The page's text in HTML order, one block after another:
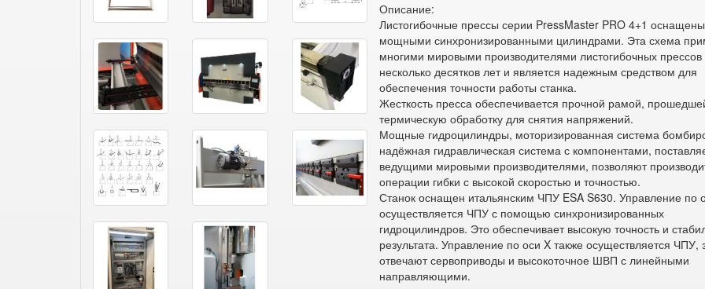
Описание:
Листогибочные прессы серии PressMaster PRO 4+1 оснащены
мощными синхронизированными цилиндрами. Эта схема
многими мировыми производителями листогибочных
несколько десятков лет и является надежным средством для
обеспечения точности работы станка.
Жесткость пресса обеспечивается прочной рамой,
термическую обработку для снятия напряжений.
Мощные гидроцилиндры, моторизированная система
надёжная гидравлическая система с компонентами,
ведущими мировыми производителями, позволяют
операции гибки с высокой скоростью и точностью.
Станок оснащен итальянским ЧПУ ESA S630. Управление по
осуществляется ЧПУ с помощью синхронизированных
гидроцилиндров. Это обеспечивает высокую точность и
результата. Управление по оси X также осуществляется ЧПУ,
отвечают сервоприводы и высокоточное ШВП с линейными
направляющими.